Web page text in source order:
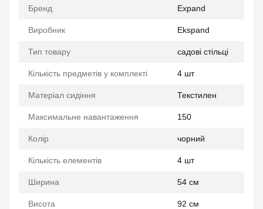
Бренд Expand
Виробник Ekspand
Тип товару садові стільці
Кількість предметів у комплекті 4 шт
Матеріал сидіння Текстилен
Максимальне навантаження 150
Колір чорний
Кількість елементів 4 шт
Ширина 54 см
Висота 92 см